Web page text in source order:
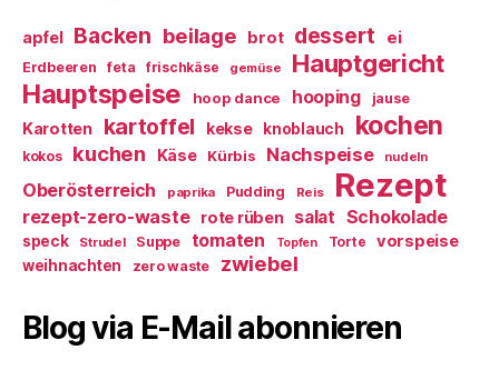
apfel Backen beilage brot dessert ei
Erdbeeren feta frischkäse gemüse Hauptgericht
Hauptspeise hoop dance hooping jause
Karotten kartoffel kekse knoblauch kochen
kokos kuchen Käse Kürbis Nachspeise nudeln
Oberösterreich paprika Pudding Reis Rezept
rezept-zero-waste rote rüben salat Schokolade
speck Strudel Suppe tomaten Topfen Torte vorspeise
weihnachten zero waste zwiebel
Blog via E-Mail abonnieren